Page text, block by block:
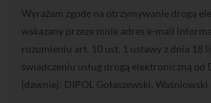
Wyrażam zgodę na otrzymywanie drogą
wskazany przeze mnie adres e-mail
rozumieniu art. 10 ust. 1 ustawy z dnia 18
świadczeniu usług drogą elektroniczną od
(dawniej: DIPOL Gołaszewski, Waśniowski